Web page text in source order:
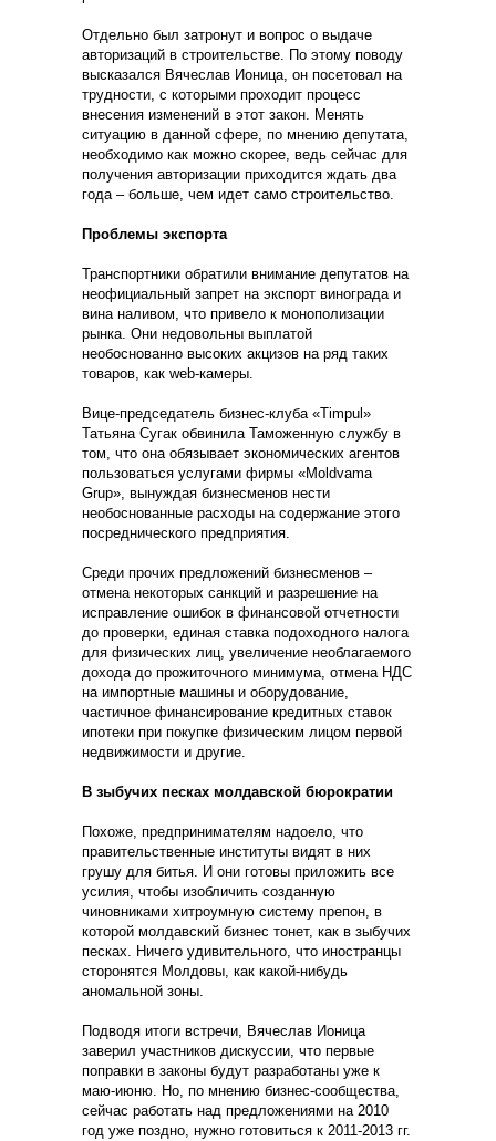
Отдельно был затронут и вопрос о выдаче
авторизаций в строительстве. По этому поводу
высказался Вячеслав Ионица, он посетовал на
трудности, с которыми проходит процесс
внесения изменений в этот закон. Менять
ситуацию в данной сфере, по мнению депутата,
необходимо как можно скорее, ведь сейчас для
получения авторизации приходится ждать два
года – больше, чем идет само строительство.
Проблемы экспорта
Транспортники обратили внимание депутатов на
неофициальный запрет на экспорт винограда и
вина наливом, что привело к монополизации
рынка. Они недовольны выплатой
необоснованно высоких акцизов на ряд таких
товаров, как web-камеры.
Вице-председатель бизнес-клуба «Timpul»
Татьяна Сугак обвинила Таможенную службу в
том, что она обязывает экономических агентов
пользоваться услугами фирмы «Moldvama
Grup», вынуждая бизнесменов нести
необоснованные расходы на содержание этого
посреднического предприятия.
Среди прочих предложений бизнесменов –
отмена некоторых санкций и разрешение на
исправление ошибок в финансовой отчетности
до проверки, единая ставка подоходного налога
для физических лиц, увеличение необлагаемого
дохода до прожиточного минимума, отмена НДС
на импортные машины и оборудование,
частичное финансирование кредитных ставок
ипотеки при покупке физическим лицом первой
недвижимости и другие.
В зыбучих песках молдавской бюрократии
Похоже, предпринимателям надоело, что
правительственные институты видят в них
грушу для битья. И они готовы приложить все
усилия, чтобы изобличить созданную
чиновниками хитроумную систему препон, в
которой молдавский бизнес тонет, как в зыбучих
песках. Ничего удивительного, что иностранцы
сторонятся Молдовы, как какой-нибудь
аномальной зоны.
Подводя итоги встречи, Вячеслав Ионица
заверил участников дискуссии, что первые
поправки в законы будут разработаны уже к
маю-июню. Но, по мнению бизнес-сообщества,
сейчас работать над предложениями на 2010
год уже поздно, нужно готовиться к 2011-2013 гг.